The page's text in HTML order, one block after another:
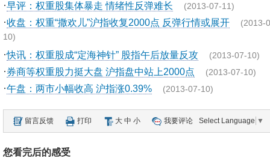
·早评：权重股集体暴走 情绪性反弹难长 (2013-07-11)
·收盘：权重“撒欢儿”沪指收复2000点 反弹行情或展开 (2013-
10)
·快讯：权重股成“定海神针” 股指午后放量反攻 (2013-07-10)
·券商等权重股力挺大盘 沪指盘中站上2000点 (2013-07-10)
·午盘：两市小幅收高 沪指涨0.39% (2013-07-10)
留言反馈 打印 大 中 小 我要评论 Select Language ▼
您看完后的感受